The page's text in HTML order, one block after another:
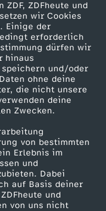
ZDFheute und
wir Cookies
Einige der
erforderlich
dürfen wir
hinaus
und/oder
ohne deine
die nicht unsere
deine
Zwecken.
von bestimmten
Erlebnis im
und
Dabei
auf Basis deiner
und
von uns nicht
zum ZDF